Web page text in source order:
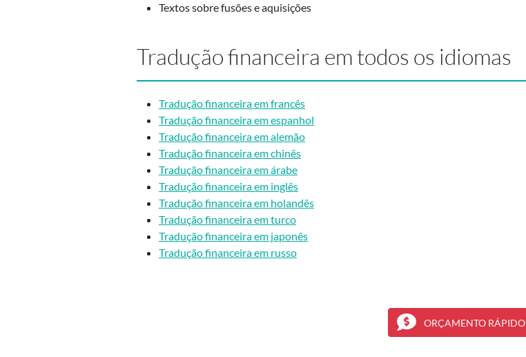
Textos sobre fusões e aquisições
Tradução financeira em todos os idiomas
Tradução financeira em francês
Tradução financeira em espanhol
Tradução financeira em alemão
Tradução financeira em chinês
Tradução financeira em árabe
Tradução financeira em inglês
Tradução financeira em holandês
Tradução financeira em turco
Tradução financeira em japonês
Tradução financeira em russo
ORÇAMENTO RÁPIDO